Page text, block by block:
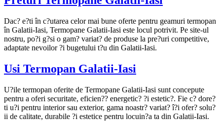
Dac? e?ti în c?utarea celor mai bune oferte pentru geamuri termopan
în Galatii-Iasi, Termopane Galatii-Iasi este locul potrivit. Pe site-ul
nostru, po?i g?si o gam? variat? de produse la pre?uri competitive,
adaptate nevoilor ?i bugetului t?u din Galatii-Iasi.
Usi Termopan Galatii-Iasi
U?ile termopan oferite de Termopane Galatii-Iasi sunt concepute
pentru a oferi securitate, eficien?? energetic? ?i estetic?. Fie c? dore?
ti u?i pentru interior sau exterior, gama noastr? variat? î?i ofer? solu?
ii de calitate, durabile ?i estetice pentru locuin?a ta din Galatii-Iasi.